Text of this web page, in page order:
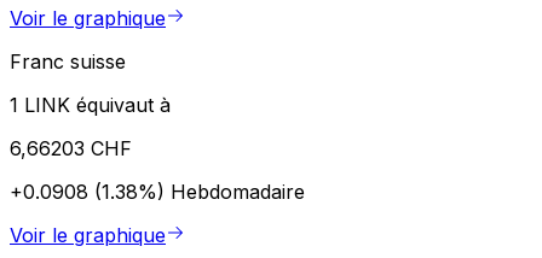
Voir le graphique
Franc suisse
1 LINK équivaut à
6,66203 CHF
+0.0908 (1.38%) Hebdomadaire
Voir le graphique